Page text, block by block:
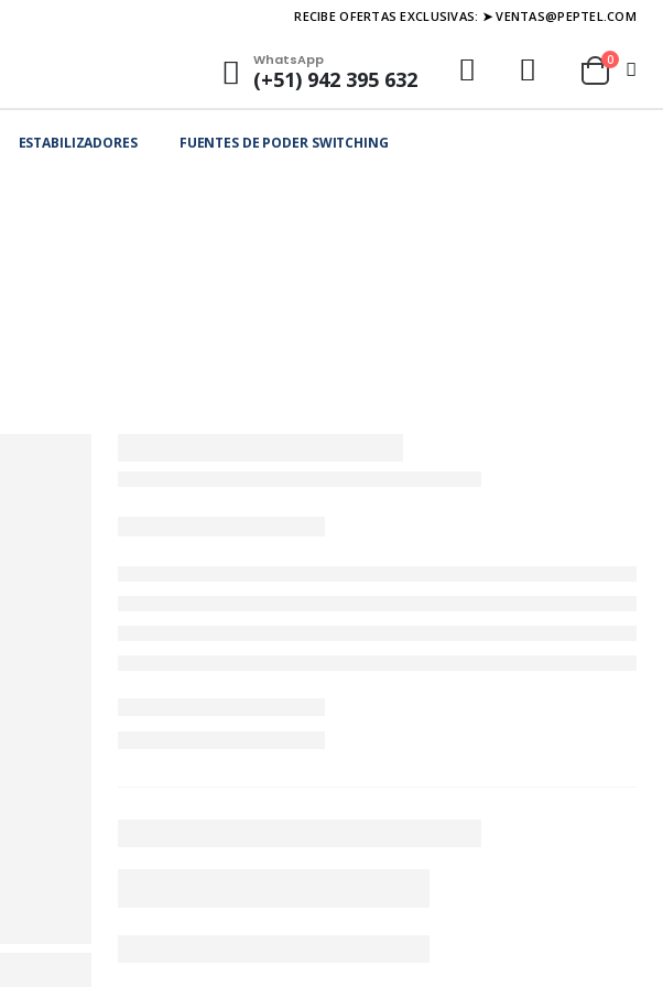
RECIBE OFERTAS EXCLUSIVAS: ➤ VENTAS@PEPTEL.COM
WhatsApp
(+51) 942 395 632
0
ESTABILIZADORES FUENTES DE PODER SWITCHING